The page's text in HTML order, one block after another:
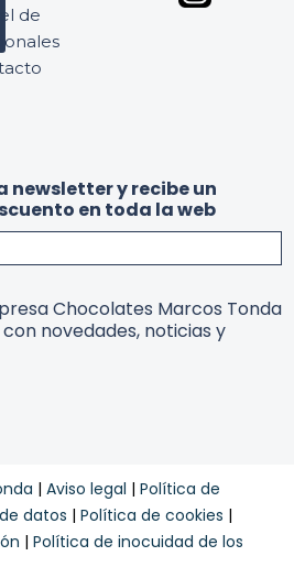
de
newsletter y recibe un
en toda la web
Chocolates Marcos Tonda
novedades, noticias y
| Aviso legal | Política de
datos | Política de cookies |
| Política de inocuidad de los